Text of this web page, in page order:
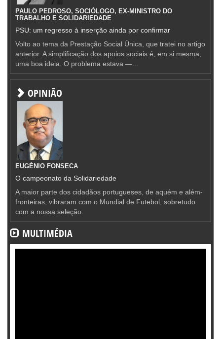
PAULO PEDROSO, SOCIÓLOGO, EX-MINISTRO DO
TRABALHO E SOLIDARIEDADE
PSU: um regresso à inserção ainda por confirmar
Volto ao tema da Prestação Social Única, que tratei no artigo
anterior. A simplificação dos apoios sociais é, em si mesma,
uma boa ideia. O problema estava —...
OPINIÃO
EUGÉNIO FONSECA
O campeonato da Solidariedade
A maior parte dos cidadãos portugueses, de aquém e além-
fronteiras, vibraram com o Mundial de Futebol, sobretudo
com a nossa seleção.
MULTIMÉDIA